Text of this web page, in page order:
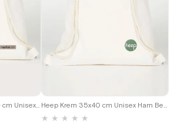
Hapshoe Look Krem 35x40 cm Unisex Ham Bez Büzgülü Ayakkabı Terlik Çantası Heep Krem 35x40 cm Unisex Ham Bez Büzgülü Sırt Ayakkabı Çantası
★ ★ ★ ★ ★